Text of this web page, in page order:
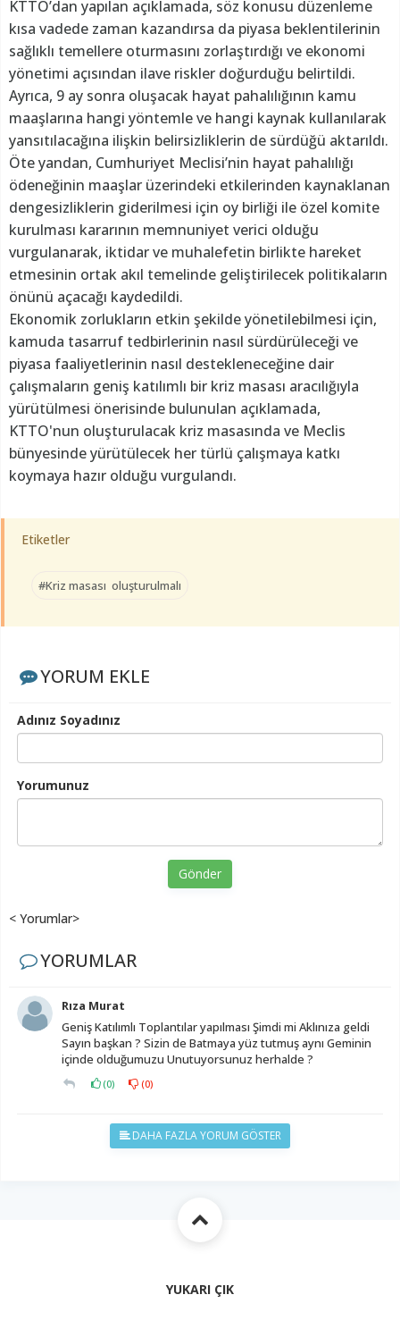
KTTO’dan yapılan açıklamada, söz konusu düzenleme
kısa vadede zaman kazandırsa da piyasa beklentilerinin
sağlıklı temellere oturmasını zorlaştırdığı ve ekonomi
yönetimi açısından ilave riskler doğurduğu belirtildi.
Ayrıca, 9 ay sonra oluşacak hayat pahalılığının kamu
maaşlarına hangi yöntemle ve hangi kaynak kullanılarak
yansıtılacağına ilişkin belirsizliklerin de sürdüğü aktarıldı.
Öte yandan, Cumhuriyet Meclisi’nin hayat pahalılığı
ödeneğinin maaşlar üzerindeki etkilerinden kaynaklanan
dengesizliklerin giderilmesi için oy birliği ile özel komite
kurulması kararının memnuniyet verici olduğu
vurgulanarak, iktidar ve muhalefetin birlikte hareket
etmesinin ortak akıl temelinde geliştirilecek politikaların
önünü açacağı kaydedildi.
Ekonomik zorlukların etkin şekilde yönetilebilmesi için,
kamuda tasarruf tedbirlerinin nasıl sürdürüleceği ve
piyasa faaliyetlerinin nasıl destekleneceğine dair
çalışmaların geniş katılımlı bir kriz masası aracılığıyla
yürütülmesi önerisinde bulunulan açıklamada,
KTTO'nun oluşturulacak kriz masasında ve Meclis
bünyesinde yürütülecek her türlü çalışmaya katkı
koymaya hazır olduğu vurgulandı.
Etiketler
#Kriz masası oluşturulmalı
YORUM EKLE
Adınız Soyadınız
Yorumunuz
Gönder
< Yorumlar>
YORUMLAR
Rıza Murat
Geniş Katılımlı Toplantılar yapılması Şimdi mi Aklınıza geldi
Sayın başkan ? Sizin de Batmaya yüz tutmuş aynı Geminin
içinde olduğumuzu Unutuyorsunuz herhalde ?
(0) (0)
DAHA FAZLA YORUM GÖSTER
YUKARI ÇIK